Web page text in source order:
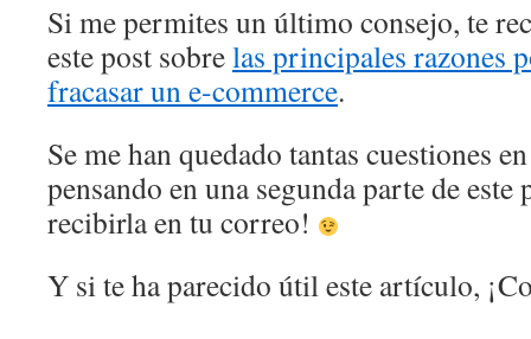
Si me permites un último consejo, te
este post sobrelas principales razones
fracasar un e-commerce.
Se me han quedado tantas cuestiones
pensando en una segunda parte de este
recibirla en tu correo!
Y si te ha parecido útil este artículo,